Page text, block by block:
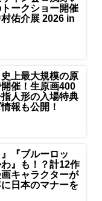
ークショー開催
佑介展 2026 in
史上最大規模の原
催！生原画400
人形の入場特典
報も公開！
』『ブルーロッ
』も！？計12作
キャラクターが
日本のマナーを